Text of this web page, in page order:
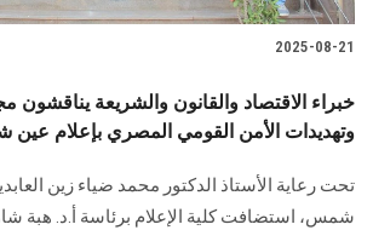
2025-08-21
خبراء الاقتصاد والقانون والشريعة يناقشون
وتهديدات الأمن القومي المصري بإعلام
تحت رعاية الأستاذ الدكتور محمد ضياء زين
شمس، استضافت كلية الإعلام برئاسة أ.د. هبة